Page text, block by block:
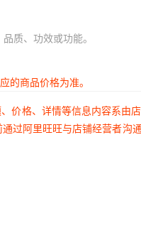
质、功效或功能。
的商品价格为准。
价格、详情等信息内容系由
过阿里旺旺与店铺经营者沟